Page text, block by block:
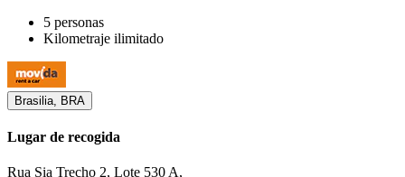
5 personas
Kilometraje ilimitado
Brasilia, BRA
Lugar de recogida
Rua Sia Trecho 2, Lote 530 A,